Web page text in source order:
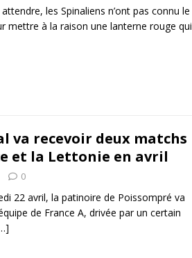
les Spinaliens n’ont pas connu le
mettre à la raison une lanterne rouge qui
va recevoir deux matchs
et la Lettonie en avril
0
22 avril, la patinoire de Poissompré va
de France A, drivée par un certain